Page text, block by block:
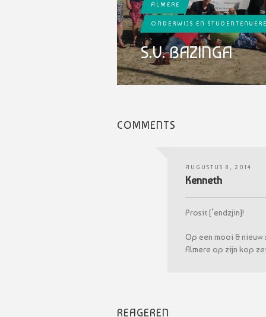
ALMERE
ONDERWIJS EN
S.V. BAZINGA
COMMENTS
AUGUSTUS 8, 2014
Kenneth
Prosit [‘endzjin]!
Op een mooi & nieuw
Almere op zijn kop
REAGEREN